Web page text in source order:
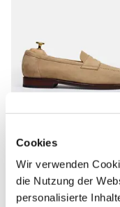
Cookies
Wir verwenden
die Nutzung der
personalisierte
Sandfarbenes Wildleder –
Ledersohle